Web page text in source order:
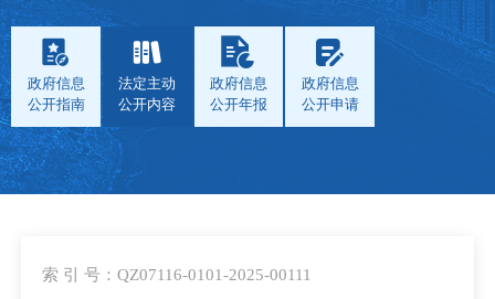
政府信息
公开指南
法定主动
公开内容
政府信息
公开年报
政府信息
公开申请
索 引 号：QZ07116-0101-2025-00111